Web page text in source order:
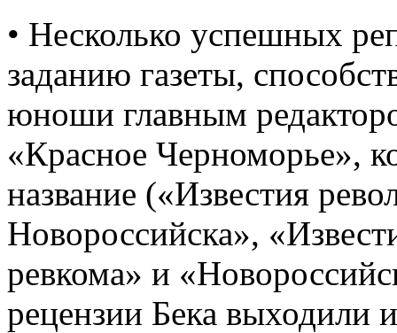
• Несколько успешных
заданию газеты,
юноши главным
«Красное Черноморье»,
название («Известия
Новороссийска»,
ревкома» и
рецензии Бека выходили